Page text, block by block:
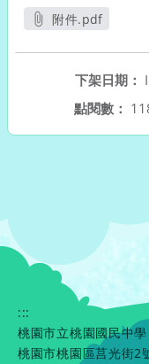
附件.pdf
下架日期：
點閱數：
:::
桃園市立桃園國民中學
桃園市桃園區莒光街2